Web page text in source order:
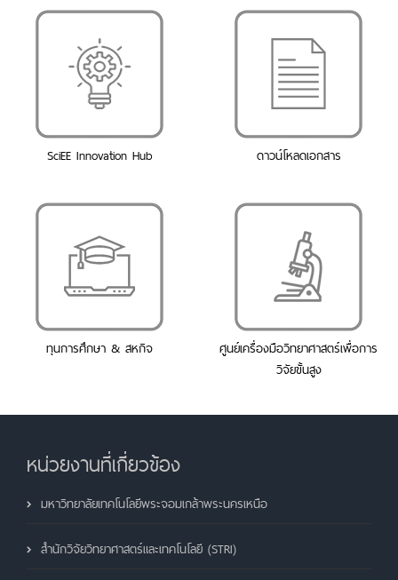
SciEE Innovation Hub ดาวน์โหลดเอกสาร
ทุนการศึกษา & สหกิจ
ศูนย์เครื่องมือวิทยาศาสตร์เพื่อการ
วิจัยขั้นสูง
หน่วยงานที่เกี่ยวข้อง
มหาวิทยาลัยเทคโนโลยีพระจอมเกล้าพระนครเหนือ
สำนักวิจัยวิทยาศาสตร์และเทคโนโลยี (STRI)